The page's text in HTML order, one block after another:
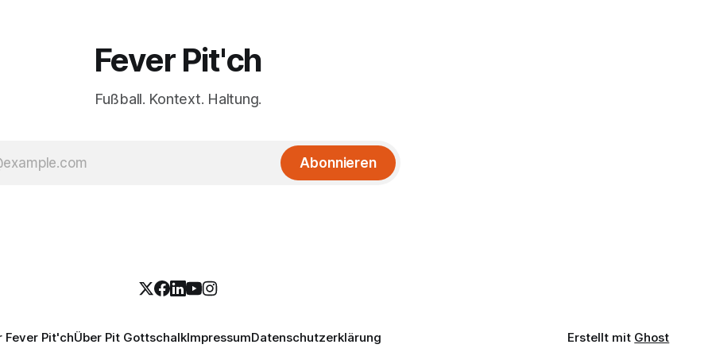
Fever Pit'ch
Fußball. Kontext. Haltung.
Abonnieren
Fever Pit'chÜber Pit GottschalkImpressumDatenschutzerklärung Erstellt mit Ghost